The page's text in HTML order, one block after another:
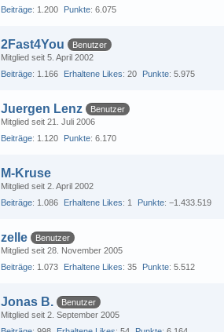
Beiträge 1.200 Punkte 6.075
2Fast4You
Benutzer
Mitglied seit 5. April 2002
Beiträge 1.166 Erhaltene Likes 20 Punkte 5.975
Juergen Lenz
Benutzer
Mitglied seit 21. Juli 2006
Beiträge 1.120 Punkte 6.170
M-Kruse
Mitglied seit 2. April 2002
Beiträge 1.086 Erhaltene Likes 1 Punkte −1.433.519
zelle
Benutzer
Mitglied seit 28. November 2005
Beiträge 1.073 Erhaltene Likes 35 Punkte 5.512
Jonas B.
Benutzer
Mitglied seit 2. September 2005